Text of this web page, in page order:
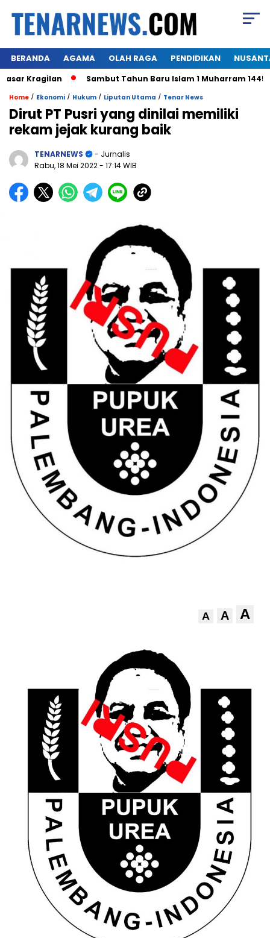
BERANDA AGAMA OLAH RAGA PENDIDIKAN
Kragilan Sambut Tahun Baru Islam 1 Muharram 1445
Home / Ekonomi / Hukum / Liputan Utama / Tenar News
Dirut PT Pusri yang dinilai memiliki
rekam jejak kurang baik
TENARNEWS
- Jurnalis
Rabu, 18 Mei 2022- 17:14 WIB
A A A